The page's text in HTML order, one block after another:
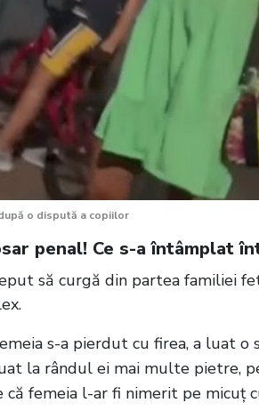
o dispută a copiilor
penal! Ce s-a întâmplat
să curgă din partea familiei
s-a pierdut cu firea, a luat o
la rândul ei mai multe pietre,
femeia l-ar fi nimerit pe micuț